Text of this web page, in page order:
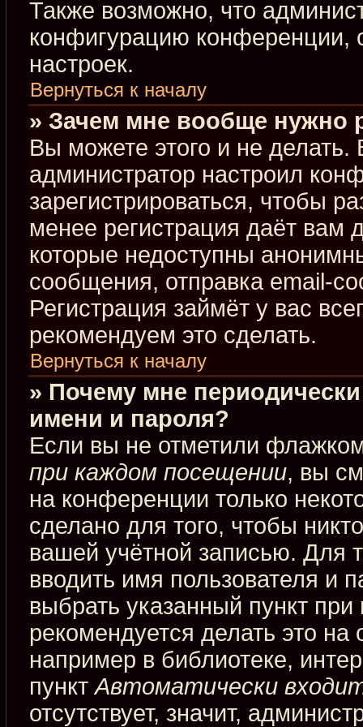
Также возможно, что
конфигурацию конференции,
настроек.
Вернуться к началу
» Зачем мне вообще нужно
Вы можете этого и не делать.
администратор настроил
зарегистрироваться, чтобы
менее регистрация даёт вам
которые недоступны
сообщения, отправка email-
Регистрация займёт у вас
рекомендуем это сделать.
Вернуться к началу
» Почему мне
имени и пароля?
Если вы не отметили
при каждом посещении, вы
на конференции только
сделано для того, чтобы
вашей учётной записью. Для
вводить имя пользователя и
выбрать указанный пункт
рекомендуется делать это
например в библиотеке,
пунктАвтоматически
отсутствует, значит,